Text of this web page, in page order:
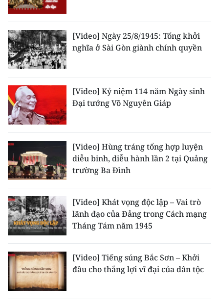
[Video] Ngày 25/8/1945: Tổng khởi
nghĩa ở Sài Gòn giành chính quyền
[Video] Kỷ niệm 114 năm Ngày sinh
Đại tướng Võ Nguyên Giáp
[Video] Hùng tráng tổng hợp luyện
diễu binh, diễu hành lần 2 tại Quảng
trường Ba Đình
[Video] Khát vọng độc lập – Vai trò
lãnh đạo của Đảng trong Cách mạng
Tháng Tám năm 1945
[Video] Tiếng súng Bắc Sơn – Khởi
đầu cho thắng lợi vĩ đại của dân tộc